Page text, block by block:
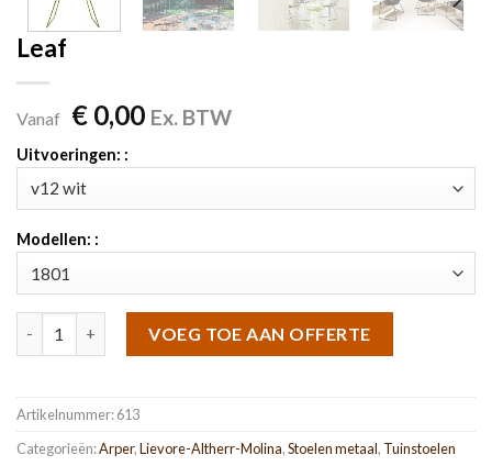
Leaf
Vanaf €0,00 Ex. BTW
Uitvoeringen: :
Modellen: :
VOEG TOE AAN OFFERTE
Artikelnummer:613
Categorieën:Arper,Lievore-Altherr-Molina,Stoelen metaal, Tuinstoelen